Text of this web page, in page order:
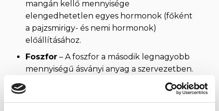
mangán kellő mennyisége
elengedhetetlen egyes hormonok (főként
a pajzsmirigy- és nemi hormonok)
előállításához.
Foszfor– A foszfor a második legnagyobb
mennyiségű ásványi anyag a szervezetben.
Segít fenntartani az egészséges csontokat
és fogakat, elengedhetetlen az
idegrendszer működéséhez, a fehérje-,